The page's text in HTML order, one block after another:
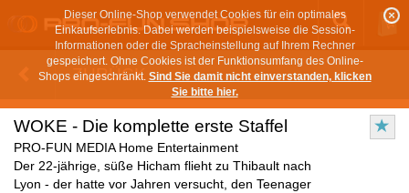
Dieser Online-Shop verwendet Cookies für ein optimales
Einkaufserlebnis. Dabei werden beispielsweise die Session-
Informationen oder die Spracheinstellung auf Ihrem Rechner
gespeichert. Ohne Cookies ist der Funktionsumfang des Online-
Shops eingeschränkt. Sind Sie damit nicht einverstanden, klicken
Sie bitte hier.
ZURÜCK
WOKE - Die komplette erste Staffel
PRO-FUN MEDIA Home Entertainment
Der 22-jährige, süße Hicham flieht zu Thibault nach
Lyon - der hatte vor Jahren versucht, den Teenager